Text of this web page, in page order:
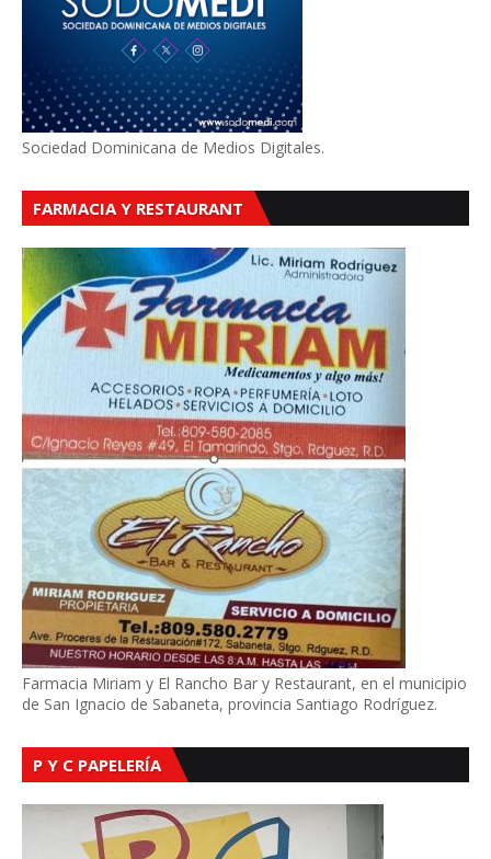
Sociedad Dominicana de Medios Digitales.
FARMACIA Y RESTAURANT
Farmacia Miriam y El Rancho Bar y Restaurant, en el municipio
de San Ignacio de Sabaneta, provincia Santiago Rodríguez.
P Y C PAPELERÍA